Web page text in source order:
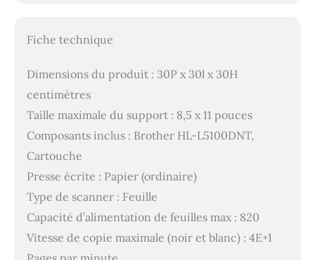
Fiche technique
Dimensions du produit : 30P x 30l x 30H
centimètres
Taille maximale du support : 8,5 x 11 pouces
Composants inclus : Brother HL-L5100DNT,
Cartouche
Presse écrite : Papier (ordinaire)
Type de scanner : Feuille
Capacité d’alimentation de feuilles max : 820
Vitesse de copie maximale (noir et blanc) : 4E+1